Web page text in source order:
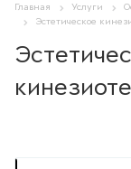
Главная Услуги
Эстетическое